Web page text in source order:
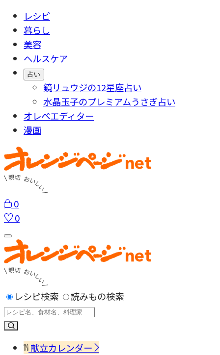
レシピ
暮らし
美容
ヘルスケア
占い
鏡リュウジの12星座占い
水晶玉子のプレミアムうさぎ占い
オレペエディター
漫画
0
0
レシピ検索 読みもの検索
献立カレンダー